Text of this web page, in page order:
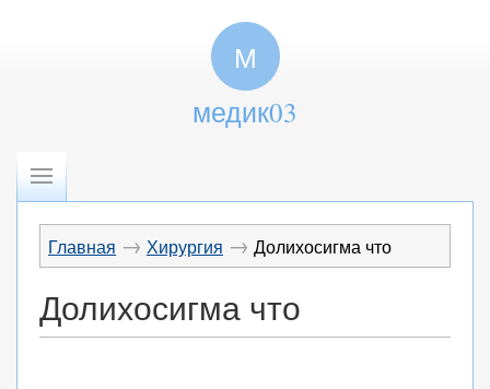
М
медик03
Главная → Хирургия → Долихосигма что
Долихосигма что